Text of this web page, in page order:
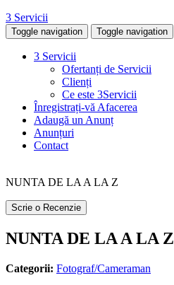
3 Servicii
Toggle navigation Toggle navigation
3 Servicii
Ofertanți de Servicii
Clienți
Ce este 3Servicii
Înregistrați-vă Afacerea
Adaugă un Anunț
Anunțuri
Contact
NUNTA DE LA A LA Z
Scrie o Recenzie
NUNTA DE LA A LA Z
Categorii: Fotograf/Cameraman